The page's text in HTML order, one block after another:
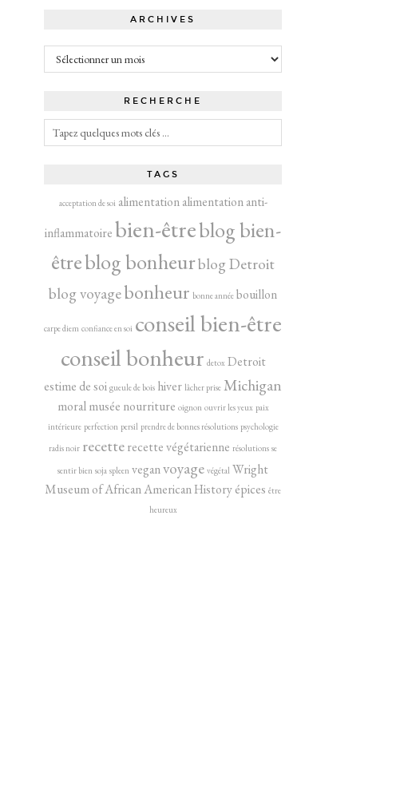
ARCHIVES
Archives
RECHERCHE
TAGS
acceptation de soi alimentation alimentation anti-
inflammatoirebien-êtreblog bien-
êtreblog bonheurblog Detroit
blog voyagebonheur bonne année bouillon
carpe diem confiance en soi conseil bien-être
conseil bonheur detox Detroit
estime de soi gueule de bois hiver lâcher prise Michigan
moral musée nourriture oignon ouvrir les yeux paix
intérieure perfection persil prendre de bonnes résolutions psychologie
radis noir recetterecette végétarienne résolutions se
sentir bien soja spleen veganvoyage végétal Wright
Museum of African American Historyépices être
heureux